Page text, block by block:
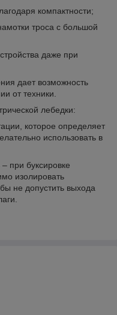
компактности;
троса с большой
даже при
дает возможность
от техники.
лебедки:
которое определяет
использовать в
при буксировке
изолировать
не допустить выхода